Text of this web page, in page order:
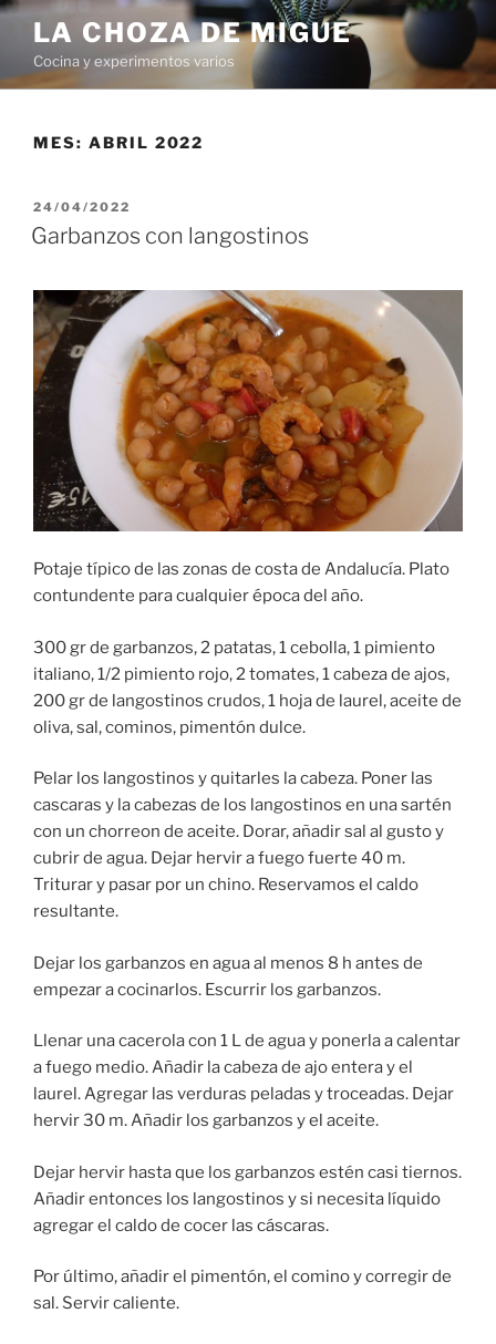
Saltar
contenido
LA CHOZA DE MIGUE
Cocina y experimentos varios
MES: ABRIL 2022
PUBLICADO
EL
24/04/2022
Garbanzos con langostinos
Potaje típico de las zonas de costa de Andalucía. Plato
contundente para cualquier época del año.
300 gr de garbanzos, 2 patatas, 1 cebolla, 1 pimiento
italiano, 1/2 pimiento rojo, 2 tomates, 1 cabeza de ajos,
200 gr de langostinos crudos, 1 hoja de laurel, aceite de
oliva, sal, cominos, pimentón dulce.
Pelar los langostinos y quitarles la cabeza. Poner las
cascaras y la cabezas de los langostinos en una sartén
con un chorreon de aceite. Dorar, añadir sal al gusto y
cubrir de agua. Dejar hervir a fuego fuerte 40 m.
Triturar y pasar por un chino. Reservamos el caldo
resultante.
Dejar los garbanzos en agua al menos 8 h antes de
empezar a cocinarlos. Escurrir los garbanzos.
Llenar una cacerola con 1 L de agua y ponerla a calentar
a fuego medio. Añadir la cabeza de ajo entera y el
laurel. Agregar las verduras peladas y troceadas. Dejar
hervir 30 m. Añadir los garbanzos y el aceite.
Dejar hervir hasta que los garbanzos estén casi tiernos.
Añadir entonces los langostinos y si necesita líquido
agregar el caldo de cocer las cáscaras.
Por último, añadir el pimentón, el comino y corregir de
sal. Servir caliente.